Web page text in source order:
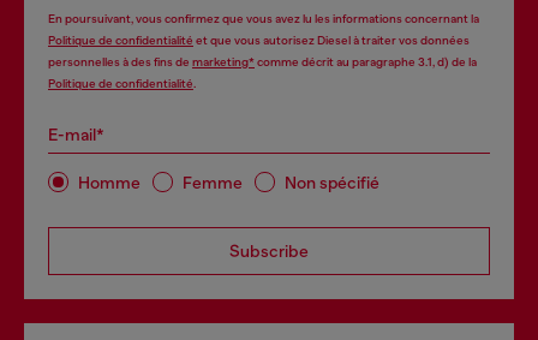
En poursuivant, vous confirmez que vous avez lu les informations concernant la
Politique de confidentialité et que vous autorisez Diesel à traiter vos données
personnelles à des fins de marketing*comme décrit au paragraphe 3.1, d) de la
Politique de confidentialité.
E-mail*
Homme Femme Non spécifié
Subscribe